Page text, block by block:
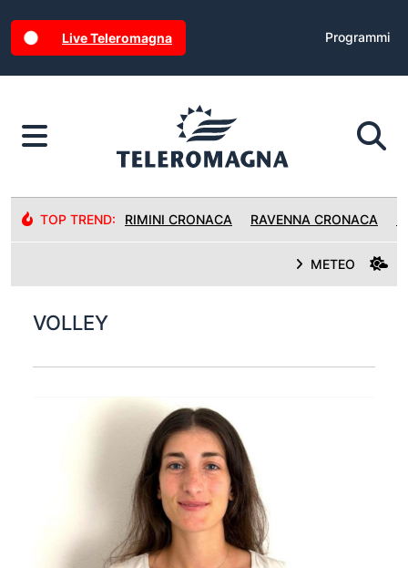
Live Teleromagna Programmi
TOP TREND: RIMINI CRONACA RAVENNA CRONACA
METEO
VOLLEY